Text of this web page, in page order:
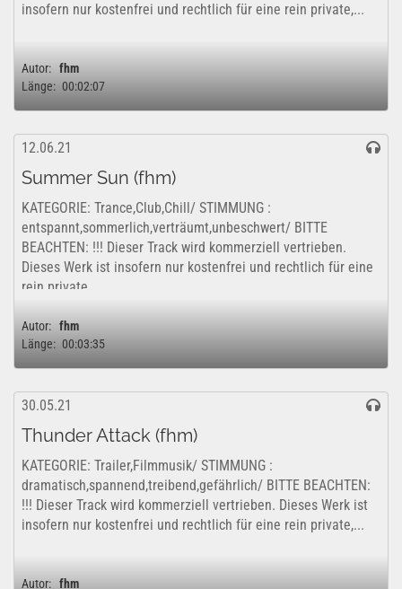
insofern nur kostenfrei und rechtlich für eine rein private,...
Autor: fhm
Länge: 00:02:07
12.06.21
Summer Sun (fhm)
KATEGORIE: Trance,Club,Chill/ STIMMUNG :
entspannt,sommerlich,verträumt,unbeschwert/ BITTE
BEACHTEN: !!! Dieser Track wird kommerziell vertrieben.
Dieses Werk ist insofern nur kostenfrei und rechtlich für eine
rein private,...
Autor: fhm
Länge: 00:03:35
30.05.21
Thunder Attack (fhm)
KATEGORIE: Trailer,Filmmusik/ STIMMUNG :
dramatisch,spannend,treibend,gefährlich/ BITTE BEACHTEN:
!!! Dieser Track wird kommerziell vertrieben. Dieses Werk ist
insofern nur kostenfrei und rechtlich für eine rein private,...
Autor: fhm